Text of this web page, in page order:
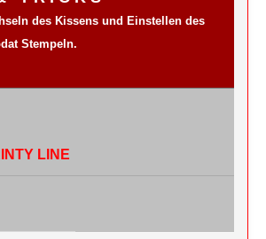
des Kissens und Einstellen des
Stempeln.
LINE